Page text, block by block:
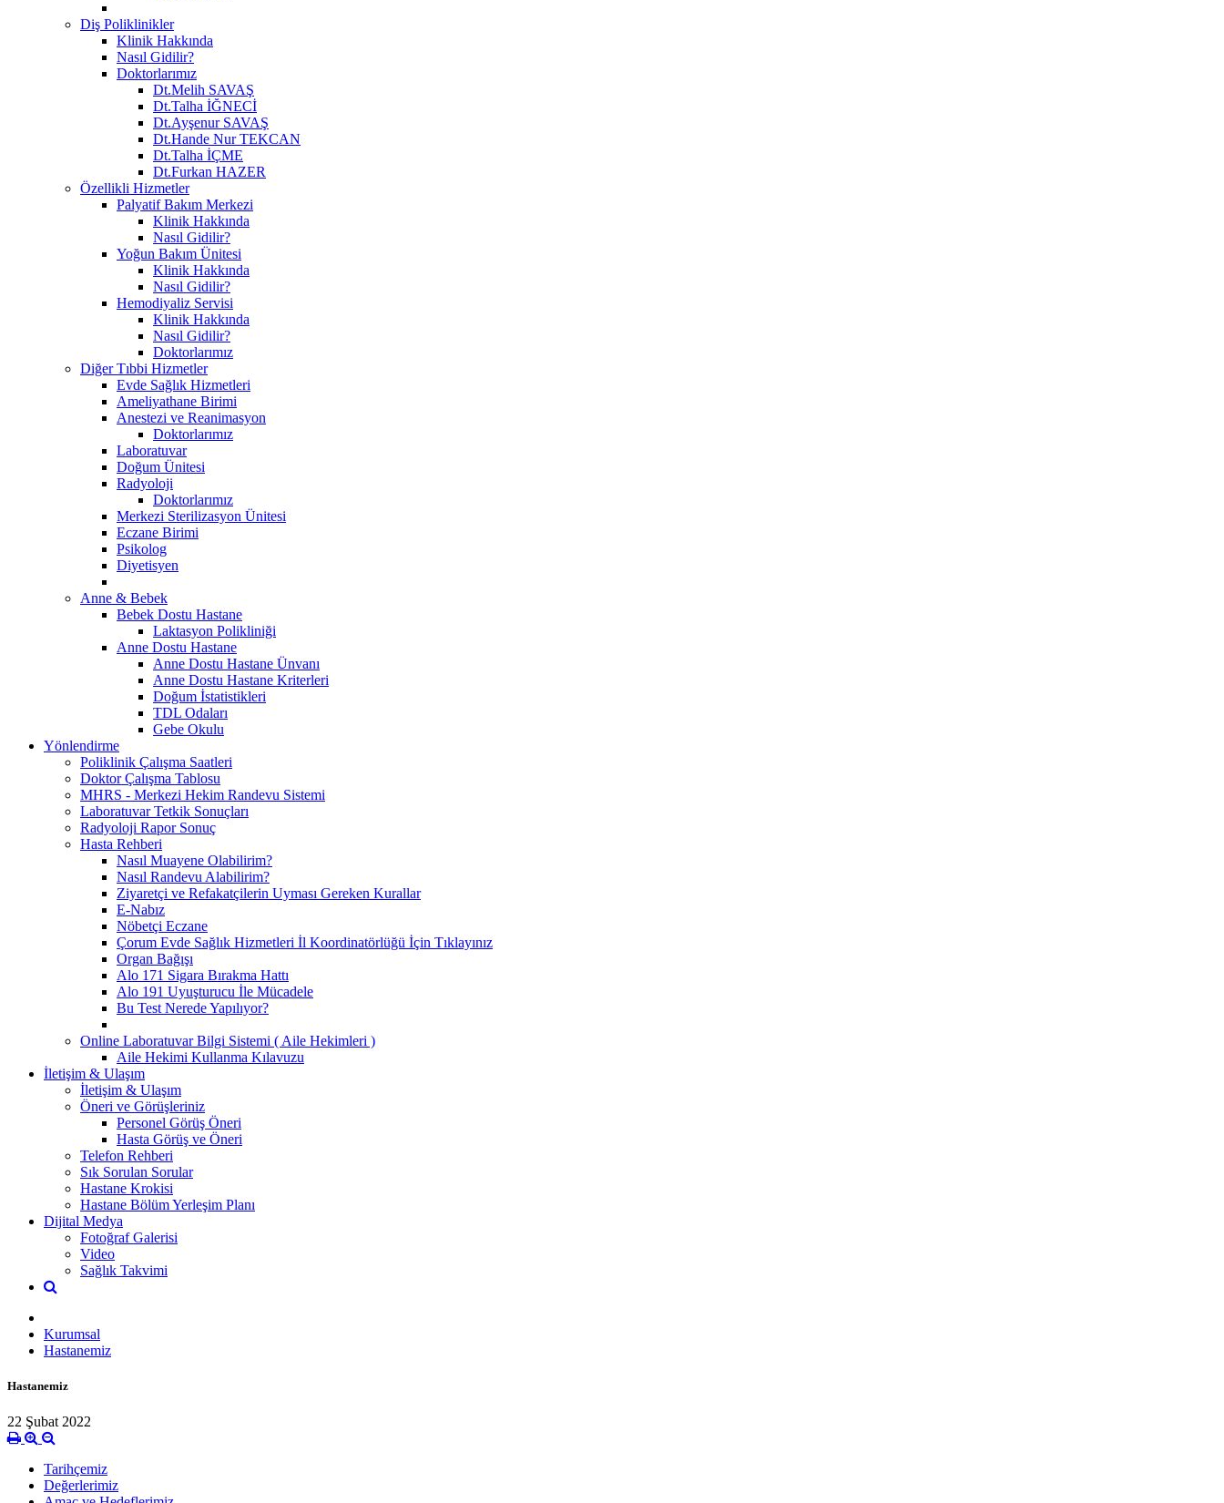
Diş Poliklinikler
Klinik Hakkında
Nasıl Gidilir?
Doktorlarımız
Dt.Melih SAVAŞ
Dt.Talha İĞNECİ
Dt.Ayşenur SAVAŞ
Dt.Hande Nur TEKCAN
Dt.Talha İÇME
Dt.Furkan HAZER
Özellikli Hizmetler
Palyatif Bakım Merkezi
Klinik Hakkında
Nasıl Gidilir?
Yoğun Bakım Ünitesi
Klinik Hakkında
Nasıl Gidilir?
Hemodiyaliz Servisi
Klinik Hakkında
Nasıl Gidilir?
Doktorlarımız
Diğer Tıbbi Hizmetler
Evde Sağlık Hizmetleri
Ameliyathane Birimi
Anestezi ve Reanimasyon
Doktorlarımız
Laboratuvar
Doğum Ünitesi
Radyoloji
Doktorlarımız
Merkezi Sterilizasyon Ünitesi
Eczane Birimi
Psikolog
Diyetisyen
Anne & Bebek
Bebek Dostu Hastane
Laktasyon Polikliniği
Anne Dostu Hastane
Anne Dostu Hastane Ünvanı
Anne Dostu Hastane Kriterleri
Doğum İstatistikleri
TDL Odaları
Gebe Okulu
Yönlendirme
Poliklinik Çalışma Saatleri
Doktor Çalışma Tablosu
MHRS - Merkezi Hekim Randevu Sistemi
Laboratuvar Tetkik Sonuçları
Radyoloji Rapor Sonuç
Hasta Rehberi
Nasıl Muayene Olabilirim?
Nasıl Randevu Alabilirim?
Ziyaretçi ve Refakatçilerin Uyması Gereken Kurallar
E-Nabız
Nöbetçi Eczane
Çorum Evde Sağlık Hizmetleri İl Koordinatörlüğü İçin Tıklayınız
Organ Bağışı
Alo 171 Sigara Bırakma Hattı
Alo 191 Uyuşturucu İle Mücadele
Bu Test Nerede Yapılıyor?
Online Laboratuvar Bilgi Sistemi ( Aile Hekimleri )
Aile Hekimi Kullanma Kılavuzu
İletişim & Ulaşım
İletişim & Ulaşım
Öneri ve Görüşleriniz
Personel Görüş Öneri
Hasta Görüş ve Öneri
Telefon Rehberi
Sık Sorulan Sorular
Hastane Krokisi
Hastane Bölüm Yerleşim Planı
Dijital Medya
Fotoğraf Galerisi
Video
Sağlık Takvimi
Kurumsal
Hastanemiz
Hastanemiz
22 Şubat 2022
Tarihçemiz
Değerlerimiz